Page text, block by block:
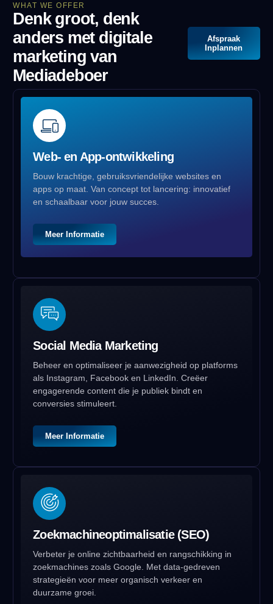
WHAT WE OFFER
Denk groot, denk
anders met digitale
marketing van
Mediadeboer
Afspraak
Inplannen
Web- en App-ontwikkeling
Bouw krachtige, gebruiksvriendelijke websites en
apps op maat. Van concept tot lancering: innovatief
en schaalbaar voor jouw succes.
Meer Informatie
Social Media Marketing
Beheer en optimaliseer je aanwezigheid op platforms
als Instagram, Facebook en LinkedIn. Creëer
engagerende content die je publiek bindt en
conversies stimuleert.
Meer Informatie
Zoekmachineoptimalisatie (SEO)
Verbeter je online zichtbaarheid en rangschikking in
zoekmachines zoals Google. Met data-gedreven
strategieën voor meer organisch verkeer en
duurzame groei.